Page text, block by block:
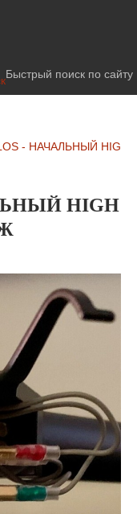
Быстрый поиск по сайту
- НАЧАЛЬНЫЙ
HIGH